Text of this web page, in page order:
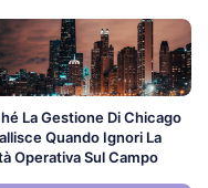
La Gestione Di Chicago
Quando Ignori La
Operativa Sul Campo